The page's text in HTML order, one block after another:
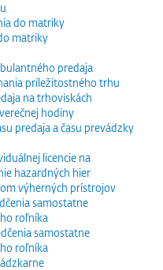
do matriky
matriky
predaja
príležitostného trhu
na trhoviskách
hodiny
predaja a času prevádzky
licencie na
hazardných hier
výherných prístrojov
samostatne
roľníka
samostatne
roľníka